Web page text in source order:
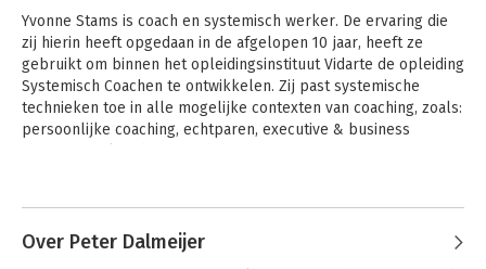
Yvonne Stams is coach en systemisch werker. De ervaring die
zij hierin heeft opgedaan in de afgelopen 10 jaar, heeft ze
gebruikt om binnen het opleidingsinstituut Vidarte de opleiding
Systemisch Coachen te ontwikkelen. Zij past systemische
technieken toe in alle mogelijke contexten van coaching, zoals:
persoonlijke coaching, echtparen, executive & business
Over Peter Dalmeijer